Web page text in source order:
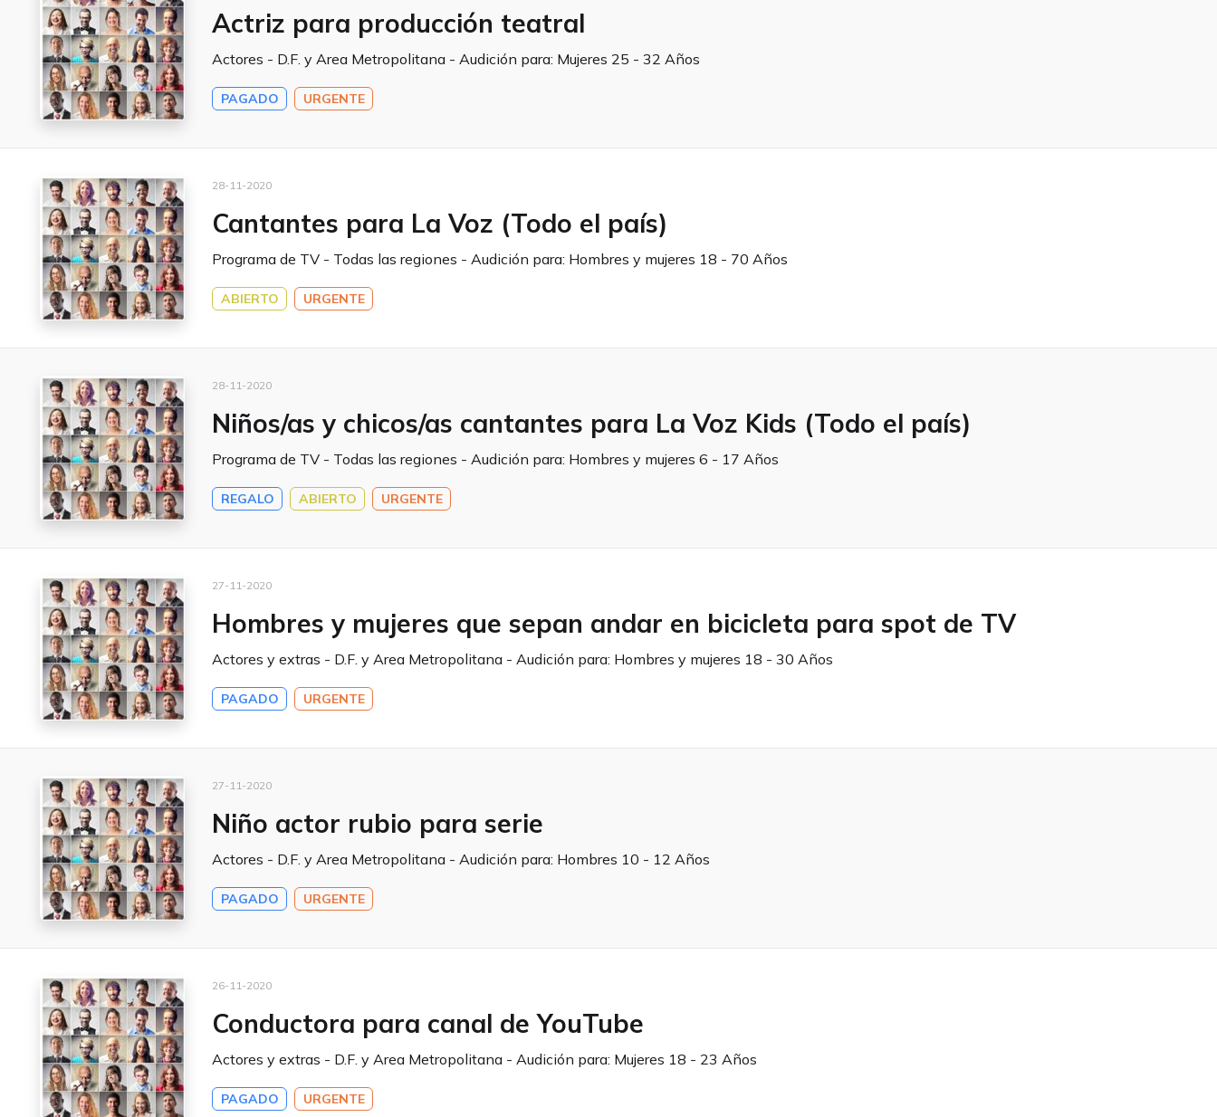
Actriz para producción teatral
Actores - D.F. y Area Metropolitana - Audición para: Mujeres 25 - 32 Años
PAGADO URGENTE
28-11-2020
Cantantes para La Voz (Todo el país)
Programa de TV - Todas las regiones - Audición para: Hombres y mujeres 18 - 70 Años
ABIERTO URGENTE
28-11-2020
Niños/as y chicos/as cantantes para La Voz Kids (Todo el país)
Programa de TV - Todas las regiones - Audición para: Hombres y mujeres 6 - 17 Años
REGALO ABIERTO URGENTE
27-11-2020
Hombres y mujeres que sepan andar en bicicleta para spot de TV
Actores y extras - D.F. y Area Metropolitana - Audición para: Hombres y mujeres 18 - 30 Años
PAGADO URGENTE
27-11-2020
Niño actor rubio para serie
Actores - D.F. y Area Metropolitana - Audición para: Hombres 10 - 12 Años
PAGADO URGENTE
26-11-2020
Conductora para canal de YouTube
Actores y extras - D.F. y Area Metropolitana - Audición para: Mujeres 18 - 23 Años
PAGADO URGENTE